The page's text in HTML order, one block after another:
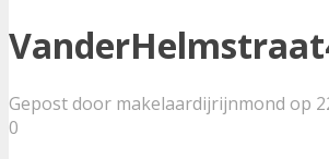
Gepost door makelaardijrijnmond op
0